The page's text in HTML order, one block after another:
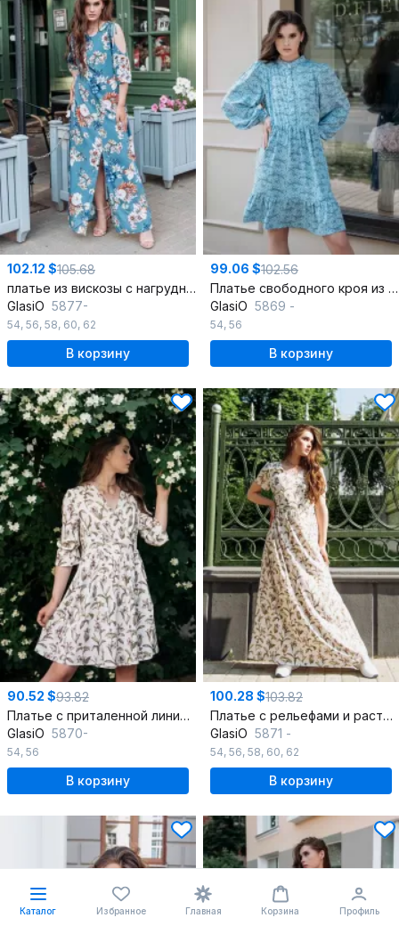
102.12 $105.68
платье из вискозы с нагрудными вытачками и разрезами
GlasiO 5877-
54, 56, 58, 60, 62
В корзину
99.06 $102.56
Платье свободного кроя из искусственной замши с воланом по низу
GlasiO 5869 -
54, 56
В корзину
90.52 $93.82
Платье с приталенной линией и мягким сбором из искусственной замши
GlasiO 5870-
54, 56
В корзину
100.28 $103.82
Платье с рельефами и растянутым силуэтом из легкой ткани
GlasiO 5871 -
54, 56, 58, 60, 62
В корзину
Каталог Избранное Главная Корзина Профиль